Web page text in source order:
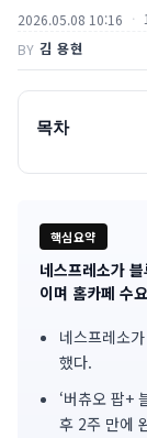
2026.05.08 10:16
BY 김 용현
목차
핵심요약
기
심
네스프레소가
이며 홈카페 수
네스프레소
했다.
‘버츄오 팝+
후 2주 만에